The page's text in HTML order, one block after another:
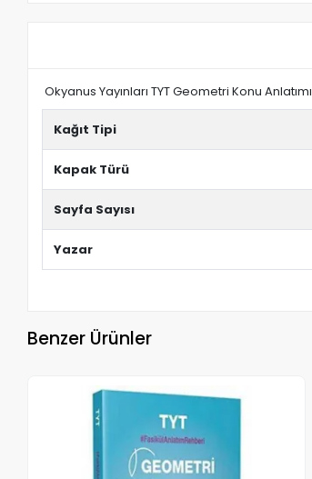
Okyanus Yayınları TYT Geometri Konu Anlatımı
Kağıt Tipi
Kapak Türü
Sayfa Sayısı
Yazar
Benzer Ürünler